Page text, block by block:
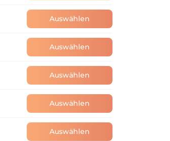
Auswählen
Auswählen
Auswählen
Auswählen
Auswählen